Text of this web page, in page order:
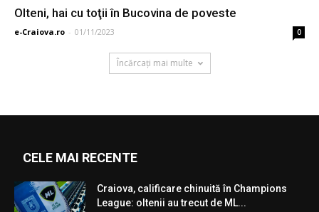
Olteni, hai cu toţii în Bucovina de poveste
e-Craiova.ro - 01/11/2023 0
Încărcați mai multe
CELE MAI RECENTE
Craiova, calificare chinuită în Champions
League: oltenii au trecut de ML...